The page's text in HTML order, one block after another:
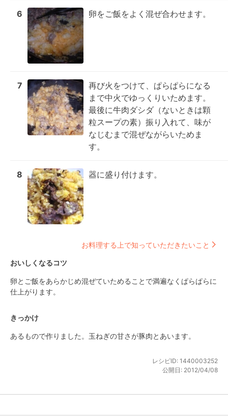
6 卵をご飯をよく混ぜ合わせます。
7
再び火をつけて、ぱらぱらになる
まで中火でゆっくりいためます。
最後に牛肉ダシダ（ないときは顆
粒スープの素）振り入れて、味が
なじむまで混ぜながらいためま
す。
8 器に盛り付けます。
お料理する上で知っていただきたいこと
おいしくなるコツ
卵とご飯をあらかじめ混ぜていためることで満遍なくぱらぱらに
仕上がります。
きっかけ
あるもので作りました。玉ねぎの甘さが豚肉とあいます。
レシピID: 1440003252
公開日: 2012/04/08